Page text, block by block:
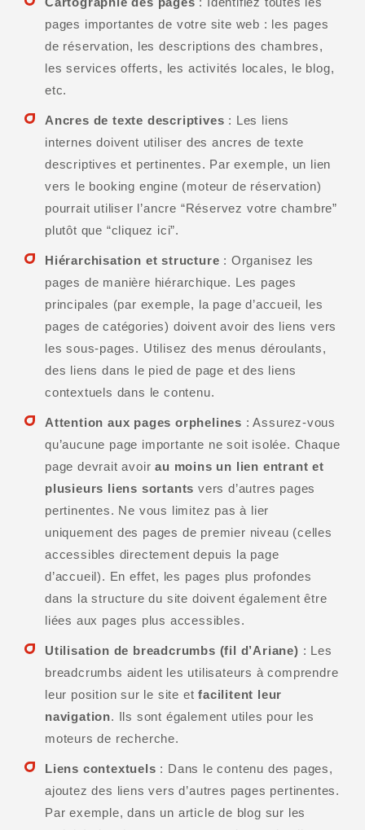
pages importantes de votre site web : les pages
de réservation, les descriptions des chambres,
les services offerts, les activités locales, le blog,
etc.
Ancres de texte descriptives : Les liens
internes doivent utiliser des ancres de texte
descriptives et pertinentes. Par exemple, un lien
vers le booking engine (moteur de réservation)
pourrait utiliser l’ancre “Réservez votre chambre”
plutôt que “cliquez ici”.
Hiérarchisation et structure : Organisez les
pages de manière hiérarchique. Les pages
principales (par exemple, la page d’accueil, les
pages de catégories) doivent avoir des liens vers
les sous-pages. Utilisez des menus déroulants,
des liens dans le pied de page et des liens
contextuels dans le contenu.
Attention aux pages orphelines : Assurez-vous
qu’aucune page importante ne soit isolée. Chaque
page devrait avoirau moins un lien entrant et
plusieurs liens sortantsvers d’autres pages
pertinentes. Ne vous limitez pas à lier
uniquement des pages de premier niveau (celles
accessibles directement depuis la page
d’accueil). En effet, les pages plus profondes
dans la structure du site doivent également être
liées aux pages plus accessibles.
Utilisation de breadcrumbs (fil d’Ariane) : Les
breadcrumbs aident les utilisateurs à comprendre
leur position sur le site etfacilitent leur
navigation. Ils sont également utiles pour les
moteurs de recherche.
Liens contextuels : Dans le contenu des pages,
ajoutez des liens vers d’autres pages pertinentes.
Par exemple, dans un article de blog sur les